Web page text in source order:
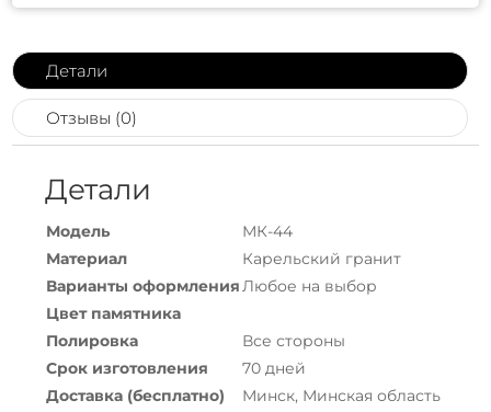
Детали
Отзывы (0)
Детали
Модель
МК-44
Материал
Карельский гранит
Варианты оформленияЛюбое на выбор
Цвет памятника
Полировка
Все стороны
Срок изготовления
70 дней
Доставка (бесплатно)
Минск, Минская область